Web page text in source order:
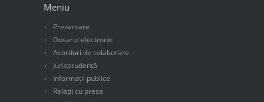
Meniu
Prezentare
Dosarul electronic
Acorduri de colaborare
Jurisprudență
Informații publice
Relații cu presa